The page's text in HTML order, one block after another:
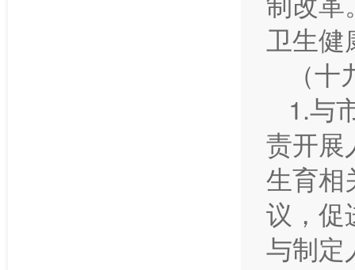
卫生
（
1.与
责开展
生育相
议，促
与制定